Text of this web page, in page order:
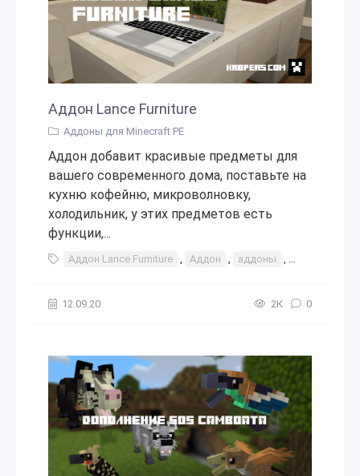
Аддон Lance Furniture
Аддоны для Minecraft PE
Аддон добавит красивые предметы для
вашего современного дома, поставьте на
кухню кофейню, микроволновку,
холодильник, у этих предметов есть
функции,...
Аддон Lance Furniture , Аддон , аддоны , мод
12.09.20 2К 0